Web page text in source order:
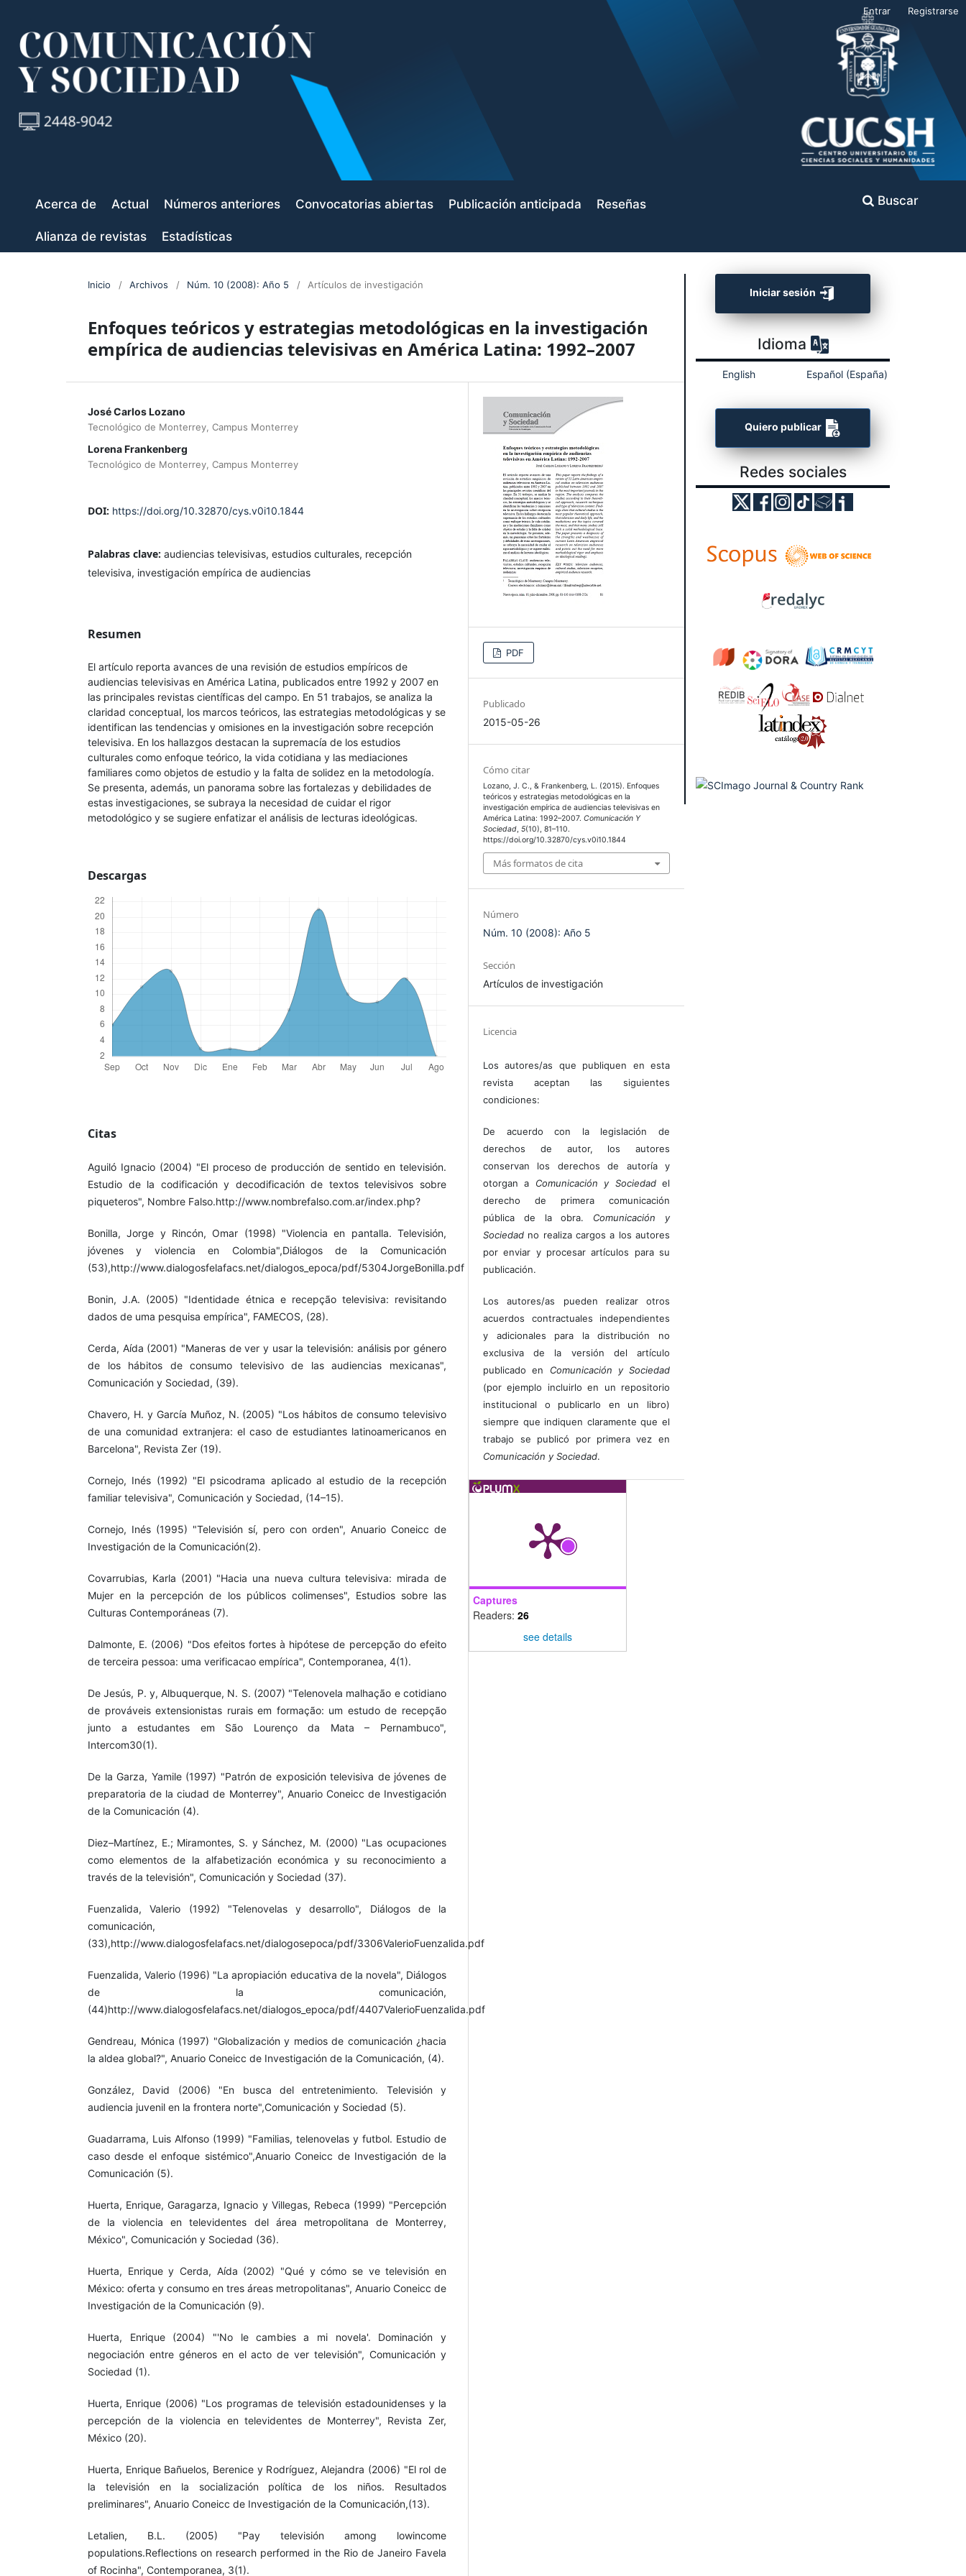
Acerca de Actual Números anteriores Convocatorias abiertas Publicación anticipada Reseñas
Alianza de revistas Estadísticas
Buscar
Entrar Registrarse
Inicio / Archivos / Núm. 10 (2008): Año 5 / Artículos de investigación
Enfoques teóricos y estrategias metodológicas en la investigación
empírica de audiencias televisivas en América Latina: 1992–2007
José Carlos Lozano
Tecnológico de Monterrey, Campus Monterrey
Lorena Frankenberg
Tecnológico de Monterrey, Campus Monterrey
DOI: https://doi.org/10.32870/cys.v0i10.1844
Palabras clave: audiencias televisivas, estudios culturales, recepción
televisiva, investigación empírica de audiencias
Resumen
El artículo reporta avances de una revisión de estudios empíricos de
audiencias televisivas en América Latina, publicados entre 1992 y 2007 en
las principales revistas científicas del campo. En 51 trabajos, se analiza la
claridad conceptual, los marcos teóricos, las estrategias metodológicas y se
identifican las tendencias y omisiones en la investigación sobre recepción
televisiva. En los hallazgos destacan la supremacía de los estudios
culturales como enfoque teórico, la vida cotidiana y las mediaciones
familiares como objetos de estudio y la falta de solidez en la metodología.
Se presenta, además, un panorama sobre las fortalezas y debilidades de
estas investigaciones, se subraya la necesidad de cuidar el rigor
metodológico y se sugiere enfatizar el análisis de lecturas ideológicas.
Descargas
Citas
Aguiló Ignacio (2004) "El proceso de producción de sentido en televisión.
Estudio de la codificación y decodificación de textos televisivos sobre
piqueteros", Nombre Falso.http://www.nombrefalso.com.ar/index.php?
Bonilla, Jorge y Rincón, Omar (1998) "Violencia en pantalla. Televisión,
jóvenes y violencia en Colombia",Diálogos de la Comunicación
(53),http://www.dialogosfelafacs.net/dialogos_epoca/pdf/5304JorgeBonilla.pdf
Bonin, J.A. (2005) "Identidade étnica e recepção televisiva: revisitando
dados de uma pesquisa empírica", FAMECOS, (28).
Cerda, Aída (2001) "Maneras de ver y usar la televisión: análisis por género
de los hábitos de consumo televisivo de las audiencias mexicanas",
Comunicación y Sociedad, (39).
Chavero, H. y García Muñoz, N. (2005) "Los hábitos de consumo televisivo
de una comunidad extranjera: el caso de estudiantes latinoamericanos en
Barcelona", Revista Zer (19).
Cornejo, Inés (1992) "El psicodrama aplicado al estudio de la recepción
familiar televisiva", Comunicación y Sociedad, (14–15).
Cornejo, Inés (1995) "Televisión sí, pero con orden", Anuario Coneicc de
Investigación de la Comunicación(2).
Covarrubias, Karla (2001) "Hacia una nueva cultura televisiva: mirada de
Mujer en la percepción de los públicos colimenses", Estudios sobre las
Culturas Contemporáneas (7).
Dalmonte, E. (2006) "Dos efeitos fortes à hipótese de percepção do efeito
de terceira pessoa: uma verificacao empírica", Contemporanea, 4(1).
De Jesús, P. y, Albuquerque, N. S. (2007) "Telenovela malhação e cotidiano
de prováveis extensionistas rurais em formação: um estudo de recepção
junto a estudantes em São Lourenço da Mata – Pernambuco",
Intercom30(1).
De la Garza, Yamile (1997) "Patrón de exposición televisiva de jóvenes de
preparatoria de la ciudad de Monterrey", Anuario Coneicc de Investigación
de la Comunicación (4).
Diez–Martínez, E.; Miramontes, S. y Sánchez, M. (2000) "Las ocupaciones
como elementos de la alfabetización económica y su reconocimiento a
través de la televisión", Comunicación y Sociedad (37).
Fuenzalida, Valerio (1992) "Telenovelas y desarrollo", Diálogos de la
comunicación,
(33),http://www.dialogosfelafacs.net/dialogosepoca/pdf/3306ValerioFuenzalida.pdf
Fuenzalida, Valerio (1996) "La apropiación educativa de la novela", Diálogos
de la comunicación,
(44)http://www.dialogosfelafacs.net/dialogos_epoca/pdf/4407ValerioFuenzalida.pdf
Gendreau, Mónica (1997) "Globalización y medios de comunicación ¿hacia
la aldea global?", Anuario Coneicc de Investigación de la Comunicación, (4).
González, David (2006) "En busca del entretenimiento. Televisión y
audiencia juvenil en la frontera norte",Comunicación y Sociedad (5).
Guadarrama, Luis Alfonso (1999) "Familias, telenovelas y futbol. Estudio de
caso desde el enfoque sistémico",Anuario Coneicc de Investigación de la
Comunicación (5).
Huerta, Enrique, Garagarza, Ignacio y Villegas, Rebeca (1999) "Percepción
de la violencia en televidentes del área metropolitana de Monterrey,
México", Comunicación y Sociedad (36).
Huerta, Enrique y Cerda, Aída (2002) "Qué y cómo se ve televisión en
México: oferta y consumo en tres áreas metropolitanas", Anuario Coneicc de
Investigación de la Comunicación (9).
Huerta, Enrique (2004) "'No le cambies a mi novela'. Dominación y
negociación entre géneros en el acto de ver televisión", Comunicación y
Sociedad (1).
Huerta, Enrique (2006) "Los programas de televisión estadounidenses y la
percepción de la violencia en televidentes de Monterrey", Revista Zer,
México (20).
Huerta, Enrique Bañuelos, Berenice y Rodríguez, Alejandra (2006) "El rol de
la televisión en la socialización política de los niños. Resultados
preliminares", Anuario Coneicc de Investigación de la Comunicación,(13).
Letalien, B.L. (2005) "Pay televisión among lowincome
populations.Reflections on research performed in the Rio de Janeiro Favela
of Rocinha", Contemporanea, 3(1).
PDF
Publicado
2015-05-26
Cómo citar
Lozano, J. C., & Frankenberg, L. (2015). Enfoques
teóricos y estrategias metodológicas en la
investigación empírica de audiencias televisivas en
América Latina: 1992–2007.Comunicación Y
Sociedad,5(10), 81–110.
https://doi.org/10.32870/cys.v0i10.1844
Más formatos de cita
Número
Núm. 10 (2008): Año 5
Sección
Artículos de investigación
Licencia
Los autores/as que publiquen en esta
revista aceptan las siguientes
condiciones:
De acuerdo con la legislación de
derechos de autor, los autores
conservan los derechos de autoría y
otorgan a Comunicación y Sociedadel
derecho de primera comunicación
pública de la obra. Comunicación y
Sociedad no realiza cargos a los autores
por enviar y procesar artículos para su
publicación.
Los autores/as pueden realizar otros
acuerdos contractuales independientes
y adicionales para la distribución no
exclusiva de la versión del artículo
publicado en Comunicación y Sociedad
(por ejemplo incluirlo en un repositorio
institucional o publicarlo en un libro)
siempre que indiquen claramente que el
trabajo se publicó por primera vez en
Comunicación y Sociedad.
Captures
Readers: 26
see details
Iniciar sesión
Idioma
English Español (España)
Quiero publicar
Redes sociales